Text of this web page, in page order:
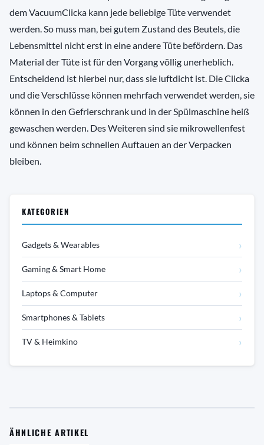
dem VacuumClicka kann jede beliebige Tüte verwendet
werden. So muss man, bei gutem Zustand des Beutels, die
Lebensmittel nicht erst in eine andere Tüte befördern. Das
Material der Tüte ist für den Vorgang völlig unerheblich.
Entscheidend ist hierbei nur, dass sie luftdicht ist. Die Clicka
und die Verschlüsse können mehrfach verwendet werden, sie
können in den Gefrierschrank und in der Spülmaschine heiß
gewaschen werden. Des Weiteren sind sie mikrowellenfest
und können beim schnellen Auftauen an der Verpacken
bleiben.
KATEGORIEN
Gadgets & Wearables ›
Gaming & Smart Home ›
Laptops & Computer ›
Smartphones & Tablets ›
TV & Heimkino ›
ÄHNLICHE ARTIKEL